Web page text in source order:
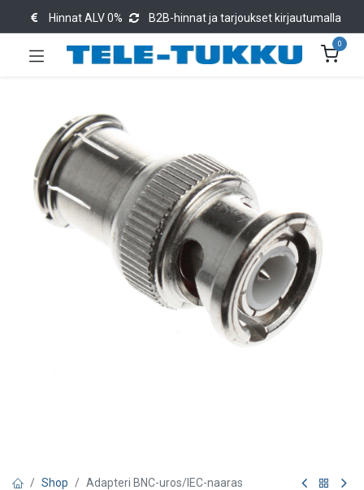
Hinnat ALV 0% B2B-hinnat ja tarjoukset kirjautumalla
0
Shop Adapteri BNC-uros/IEC-naaras